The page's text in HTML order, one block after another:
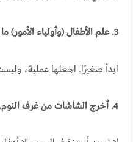
3. علم الأطفال (وأولياء الأمور) ما يفعله النوم بالفعل.
ابدأ صغيرًا. اجعلها عملية،
4. أخرج الشاشات من غرف النوم.